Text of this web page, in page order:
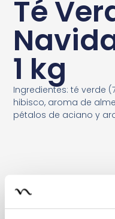
Té
1 kg
Ingredientes: té verde
hibisco, aroma de
pétalos de aciano y